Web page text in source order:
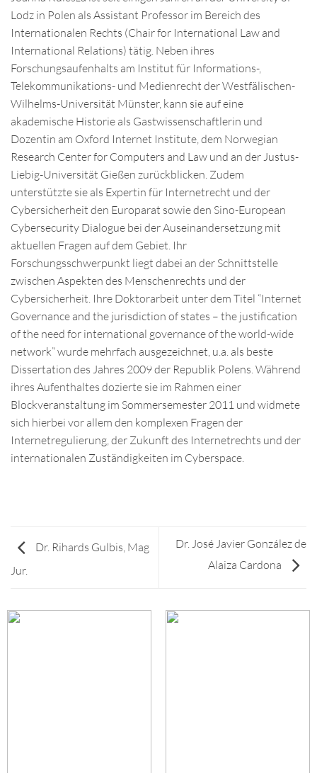
Lodz in Polen als Assistant Professor im Bereich des
Internationalen Rechts (Chair for International Law and
International Relations) tätig. Neben ihres
Forschungsaufenhalts am Institut für Informations-,
Telekommunikations- und Medienrecht der Westfälischen-
Wilhelms-Universität Münster, kann sie auf eine
akademische Historie als Gastwissenschaftlerin und
Dozentin am Oxford Internet Institute, dem Norwegian
Research Center for Computers and Law und an der Justus-
Liebig-Universität Gießen zurückblicken. Zudem
unterstützte sie als Expertin für Internetrecht und der
Cybersicherheit den Europarat sowie den Sino-European
Cybersecurity Dialogue bei der Auseinandersetzung mit
aktuellen Fragen auf dem Gebiet. Ihr
Forschungsschwerpunkt liegt dabei an der Schnittstelle
zwischen Aspekten des Menschenrechts und der
Cybersicherheit. Ihre Doktorarbeit unter dem Titel “Internet
Governance and the jurisdiction of states – the justification
of the need for international governance of the world-wide
network” wurde mehrfach ausgezeichnet, u.a. als beste
Dissertation des Jahres 2009 der Republik Polens. Während
ihres Aufenthaltes dozierte sie im Rahmen einer
Blockveranstaltung im Sommersemester 2011 und widmete
sich hierbei vor allem den komplexen Fragen der
Internetregulierung, der Zukunft des Internetrechts und der
internationalen Zuständigkeiten im Cyberspace.
Dr. Rihards Gulbis, Mag
Jur.
Dr. José Javier González de
Alaiza Cardona